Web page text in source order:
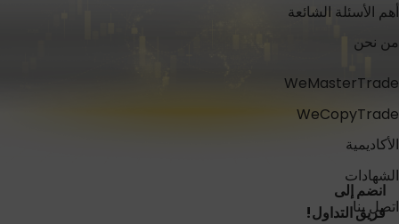
أهم الأسئلة الشائعة
من نحن
WeMasterTrade
WeCopyTrade
الأكاديمية
الشهادات
اتصل بنا
انضم إلى
فريق التداول!